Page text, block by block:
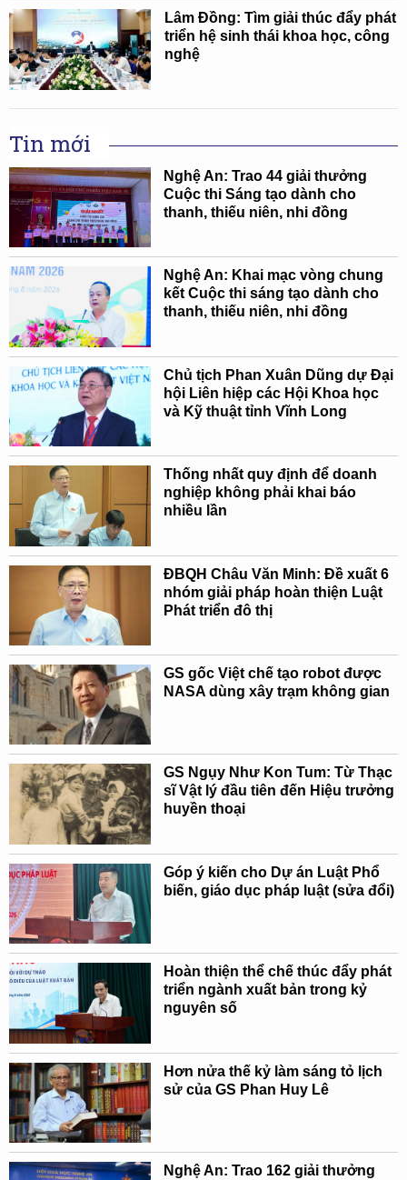
Lâm Đồng: Tìm giải thúc đẩy phát
triển hệ sinh thái khoa học, công
nghệ
Tin mới
Nghệ An: Trao 44 giải thưởng
Cuộc thi Sáng tạo dành cho
thanh, thiếu niên, nhi đồng
Nghệ An: Khai mạc vòng chung
kết Cuộc thi sáng tạo dành cho
thanh, thiếu niên, nhi đồng
Chủ tịch Phan Xuân Dũng dự Đại
hội Liên hiệp các Hội Khoa học
và Kỹ thuật tỉnh Vĩnh Long
Thống nhất quy định để doanh
nghiệp không phải khai báo
nhiều lần
ĐBQH Châu Văn Minh: Đề xuất 6
nhóm giải pháp hoàn thiện Luật
Phát triển đô thị
GS gốc Việt chế tạo robot được
NASA dùng xây trạm không gian
GS Ngụy Như Kon Tum: Từ Thạc
sĩ Vật lý đầu tiên đến Hiệu trưởng
huyền thoại
Góp ý kiến cho Dự án Luật Phổ
biến, giáo dục pháp luật (sửa đổi)
Hoàn thiện thể chế thúc đẩy phát
triển ngành xuất bản trong kỷ
nguyên số
Hơn nửa thế kỷ làm sáng tỏ lịch
sử của GS Phan Huy Lê
Nghệ An: Trao 162 giải thưởng